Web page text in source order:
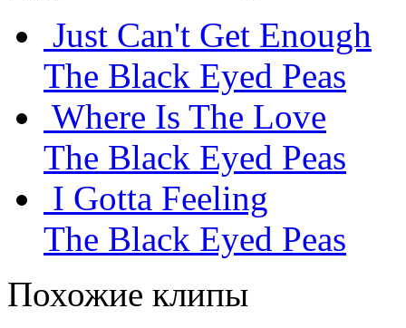
Just Can't Get Enough
The Black Eyed Peas
Where Is The Love
The Black Eyed Peas
I Gotta Feeling
The Black Eyed Peas
Похожие клипы